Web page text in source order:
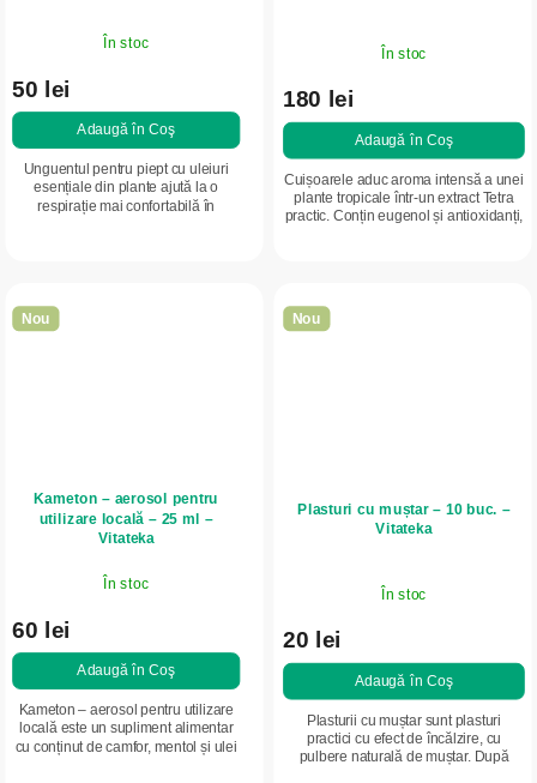
În stoc
50 lei
Adaugă în Coş
Unguentul pentru piept cu uleiuri
esențiale din plante ajută la o
respirație mai confortabilă în
În stoc
180 lei
Adaugă în Coş
Cuișoarele aduc aroma intensă a unei
plante tropicale într-un extract Tetra
practic. Conțin eugenol și antioxidanți,
Nou
Kameton – aerosol pentru
utilizare locală – 25 ml –
Vitateka
În stoc
60 lei
Adaugă în Coş
Kameton – aerosol pentru utilizare
locală este un supliment alimentar
cu conținut de camfor, mentol și ulei
Nou
Plasturi cu muștar – 10 buc. –
Vitateka
În stoc
20 lei
Adaugă în Coş
Plasturii cu muștar sunt plasturi
practici cu efect de încălzire, cu
pulbere naturală de muștar. După